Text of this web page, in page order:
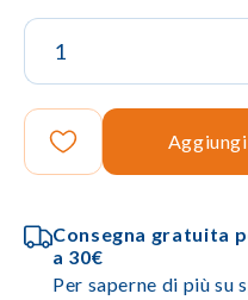
Consegna gratuita
a 30€
Per saperne di più su